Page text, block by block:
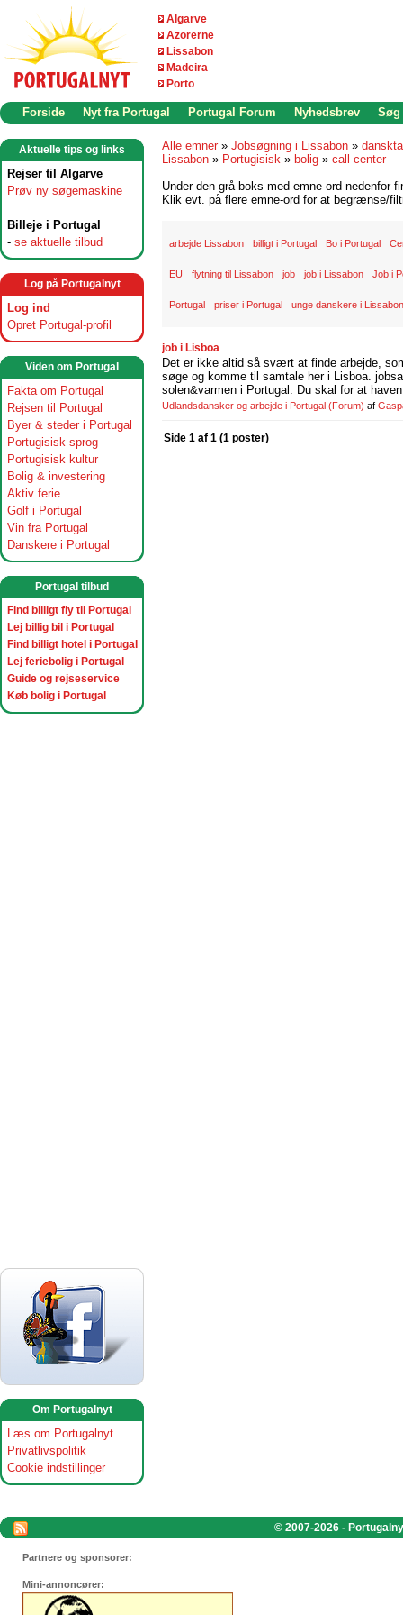
Algarve
Azorerne
Lissabon
Madeira
Porto
Forside Nyt fra Portugal Portugal Forum Nyhedsbrev Søg
Aktuelle tips og links
Rejser til Algarve
Prøv ny søgemaskine
Billeje i Portugal
- se aktuelle tilbud
Log på Portugalnyt
Log ind
Opret Portugal-profil
Viden om Portugal
Fakta om Portugal
Rejsen til Portugal
Byer & steder i Portugal
Portugisisk sprog
Portugisisk kultur
Bolig & investering
Aktiv ferie
Golf i Portugal
Vin fra Portugal
Danskere i Portugal
Portugal tilbud
Find billigt fly til Portugal
Lej billig bil i Portugal
Find billigt hotel i Portugal
Lej feriebolig i Portugal
Guide og rejseservice
Køb bolig i Portugal
Om Portugalnyt
Læs om Portugalnyt
Privatlivspolitik
Cookie indstillinger
Alle emner » Jobsøgning i Lissabon »
Lissabon » Portugisisk » bolig » call center
Under den grå boks med emne-ord nedenfor
Klik evt. på flere emne-ord for at begrænse/
arbejde Lissabon billigt i Portugal Bo i Portugal
EU flytning til Lissabon job job i Lissabon Job i
Portugal priser i Portugal unge danskere i Lissabon
job i Lisboa
Det er ikke altid så svært at finde arbejde,
søge og komme til samtale her i Lisboa.
solen&varmen i Portugal. Du skal for at
Udlandsdansker og arbejde i Portugal (Forum) af
Side 1 af 1 (1 poster)
© 2007-2026 -
Partnere og sponsorer:
Mini-annoncører: